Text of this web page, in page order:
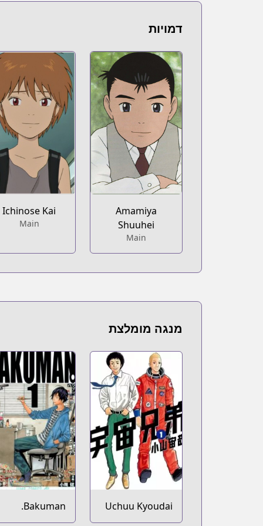
דמויות
Amamiya
Shuuhei
Main
Ichinose Kai
Main
מנגה מומלצת
Uchuu Kyoudai
Bakuman.